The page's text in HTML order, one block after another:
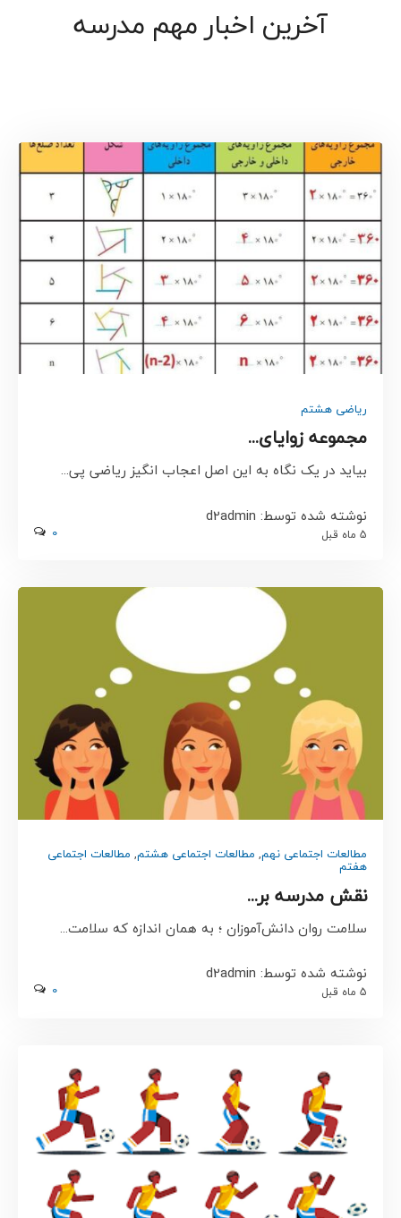
آخرین اخبار مهم مدرسه
ریاضی هشتم
مجموعه زوایای...
نوشته شده توسط: d2admin
5 ماه قبل 0
بیاید در یک نگاه به این اصل اعجاب انگیز ریاضی پی...
مطالعات اجتماعی نهم, مطالعات اجتماعی هشتم, مطالعات اجتماعی
هفتم
نقش مدرسه بر...
نوشته شده توسط: d2admin
5 ماه قبل 0
سلامت روان دانش‌آموزان ؛ به همان اندازه که سلامت...